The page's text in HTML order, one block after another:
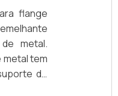
flange
metal.
metal tem
de
por